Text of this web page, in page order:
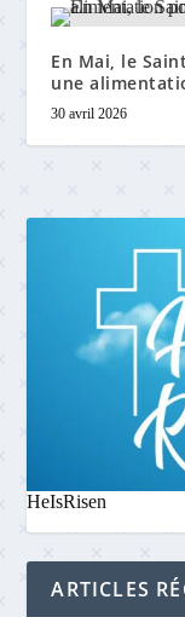
En Mai, le
une
30 avril 2026
HeIsRisen
ARTICLES